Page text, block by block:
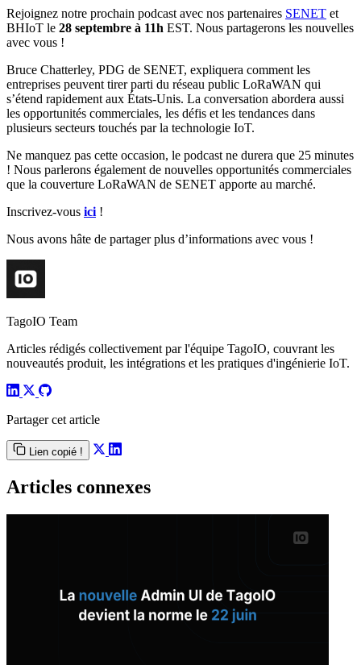
Rejoignez notre prochain podcast avec nos partenaires SENET et
BHIoT le 28 septembre à 11h EST. Nous partagerons les nouvelles
avec vous !
Bruce Chatterley, PDG de SENET, expliquera comment les
entreprises peuvent tirer parti du réseau public LoRaWAN qui
s’étend rapidement aux États-Unis. La conversation abordera aussi
les opportunités commerciales, les défis et les tendances dans
plusieurs secteurs touchés par la technologie IoT.
Ne manquez pas cette occasion, le podcast ne durera que 25 minutes
! Nous parlerons également de nouvelles opportunités commerciales
que la couverture LoRaWAN de SENET apporte au marché.
Inscrivez-vous ici !
Nous avons hâte de partager plus d’informations avec vous !
TagoIO Team
Articles rédigés collectivement par l'équipe TagoIO, couvrant les
nouveautés produit, les intégrations et les pratiques d'ingénierie IoT.
Partager cet article
Lien copié !
Articles connexes